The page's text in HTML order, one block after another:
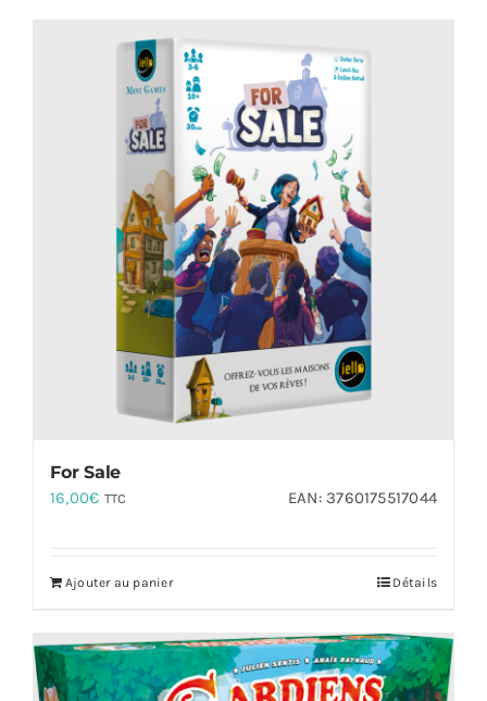
For Sale
16,00€ TTC EAN:3760175517044
Ajouter au panier Détails